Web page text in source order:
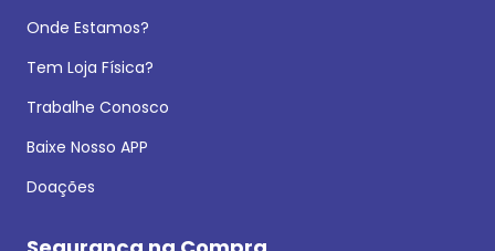
Onde Estamos?
Tem Loja Física?
Trabalhe Conosco
Baixe Nosso APP
Doações